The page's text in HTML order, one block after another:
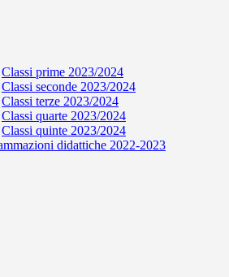
Classi prime 2023/2024
Classi seconde 2023/2024
Classi terze 2023/2024
Classi quarte 2023/2024
Classi quinte 2023/2024
didattiche 2022-2023